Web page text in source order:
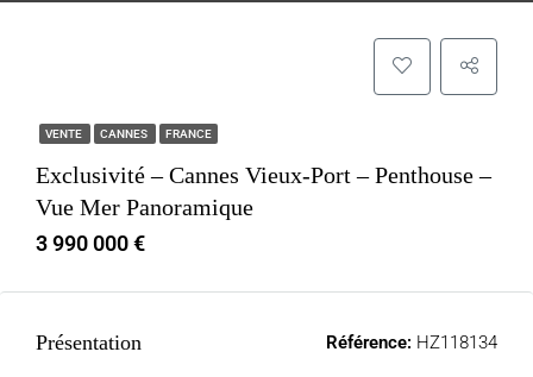
VENTE CANNES FRANCE
Exclusivité – Cannes Vieux-Port – Penthouse –
Vue Mer Panoramique
3 990 000 €
Présentation Référence: HZ118134